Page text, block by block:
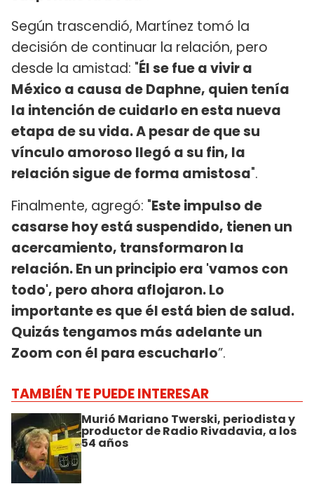
Según trascendió, Martínez tomó la
decisión de continuar la relación, pero
desde la amistad: "Él se fue a vivir a
México a causa de Daphne, quien tenía
la intención de cuidarlo en esta nueva
etapa de su vida. A pesar de que su
vínculo amoroso llegó a su fin, la
relación sigue de forma amistosa".
Finalmente, agregó: "Este impulso de
casarse hoy está suspendido, tienen un
acercamiento, transformaron la
relación. En un principio era 'vamos con
todo', pero ahora aflojaron. Lo
importante es que él está bien de salud.
Quizás tengamos más adelante un
Zoom con él para escucharlo”.
TAMBIÉN TE PUEDE INTERESAR
Murió Mariano Twerski, periodista y
productor de Radio Rivadavia, a los
54 años